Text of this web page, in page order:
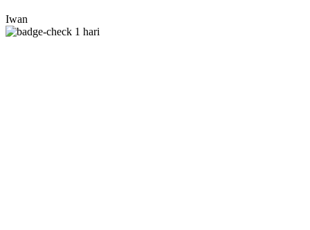
Iwan
1 hari